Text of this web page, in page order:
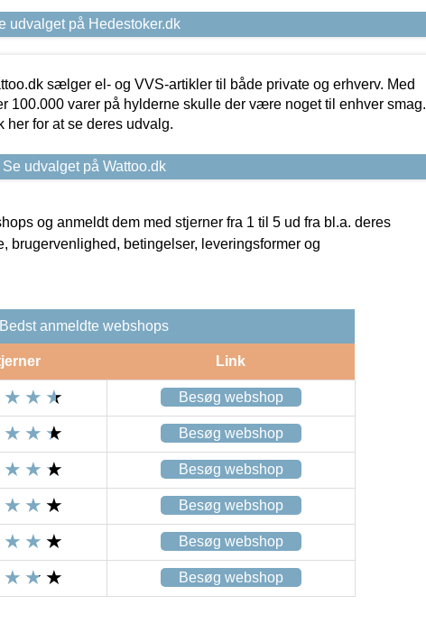
udvalget på Hedestoker.dk
sælger el- og VVS-artikler til både private og erhverv. Med
100.000 varer på hylderne skulle der være noget til enhver smag.
her for at se deres udvalg.
Se udvalget på Wattoo.dk
og anmeldt dem med stjerner fra 1 til 5 ud fra bl.a. deres
brugervenlighed, betingelser, leveringsformer og
Bedst anmeldte webshops
Link
Besøg webshop
Besøg webshop
Besøg webshop
Besøg webshop
Besøg webshop
Besøg webshop